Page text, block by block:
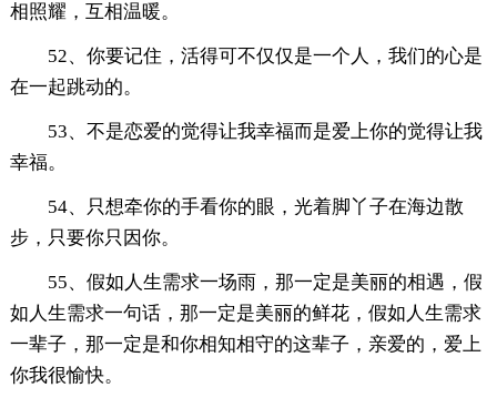
相照耀，互相温暖。
52、你要记住，活得可不仅仅是一个人，我们的心是
在一起跳动的。
53、不是恋爱的觉得让我幸福而是爱上你的觉得让我
幸福。
54、只想牵你的手看你的眼，光着脚丫子在海边散
步，只要你只因你。
55、假如人生需求一场雨，那一定是美丽的相遇，假
如人生需求一句话，那一定是美丽的鲜花，假如人生需求
一辈子，那一定是和你相知相守的这辈子，亲爱的，爱上
你我很愉快。